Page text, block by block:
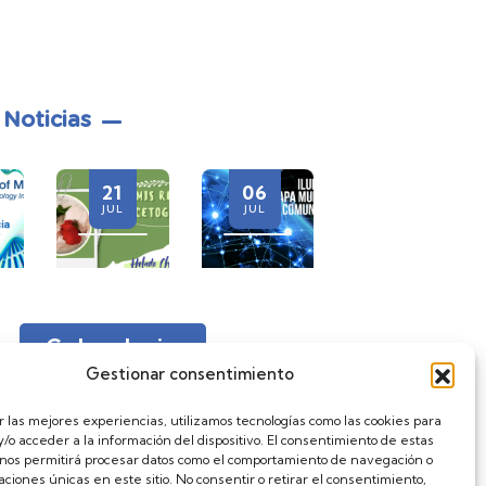
Gestionar consentimiento
las mejores experiencias, utilizamos tecnologías como las cookies para
o acceder a la información del dispositivo. El consentimiento de estas
permitirá procesar datos como el comportamiento de navegación o
únicas en este sitio. No consentir o retirar el consentimiento,
21
JUL
06
JUL
Calendario